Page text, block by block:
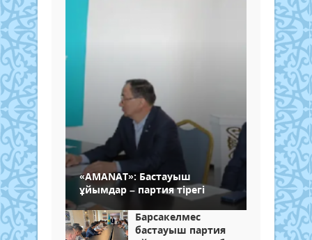
«AMANAT»: Бастауыш
ұйымдар – партия тірегі
Барсакелмес
бастауыш партия